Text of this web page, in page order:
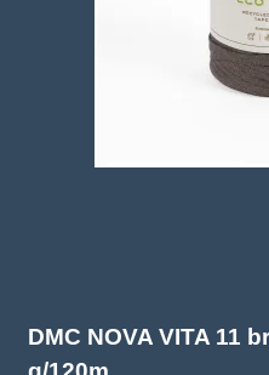
DMC NOVA VITA 11